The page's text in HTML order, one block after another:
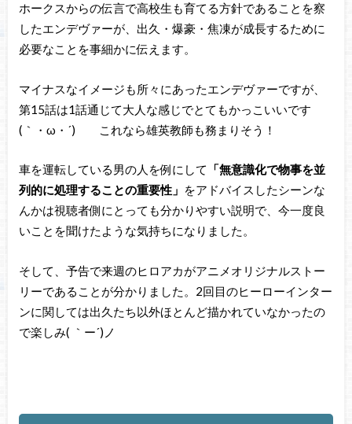
ホークスからの伝言で高校生も育てる方針であることを察
したエンデヴァーが、出久・爆豪・焦凍が成長するために
必要なことを事細かに伝えます。
マイナスなイメージも所々にあったエンデヴァーですが、
第15話は1話通じて大人な感じでとてもかっこいいです
(｀・ω・´)ゞ これなら雄英教師も務まりそう！
車を運転している男の人を例にして 「無意識化で物事を並
列的に処理することの重要性」 をアドバイスしたシーンな
んかは視聴者側にとっても分かりやすい説明で、今一度良
いことを聞けたような気持ちになりました。
そして、予告で来週のヒロアカがアニメオリジナルストー
リーであることが分かりました。2回目のヒーローインター
ンに関しては出久たち以外ほとんど描かれていなかったの
で楽しみ( ｀ー´)ノ